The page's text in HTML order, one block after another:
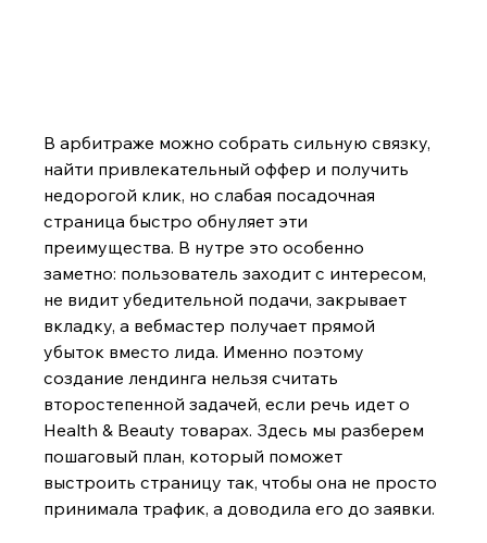
В арбитраже можно собрать сильную связку,
найти привлекательный оффер и получить
недорогой клик, но слабая посадочная
страница быстро обнуляет эти
преимущества. В нутре это особенно
заметно: пользователь заходит с интересом,
не видит убедительной подачи, закрывает
вкладку, а вебмастер получает прямой
убыток вместо лида. Именно поэтому
создание лендинга нельзя считать
второстепенной задачей, если речь идет о
Health & Beauty товарах. Здесь мы разберем
пошаговый план, который поможет
выстроить страницу так, чтобы она не просто
принимала трафик, а доводила его до заявки.